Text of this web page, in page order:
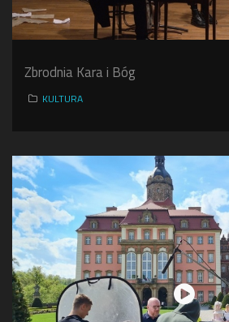
Zbrodnia Kara i Bóg
KULTURA